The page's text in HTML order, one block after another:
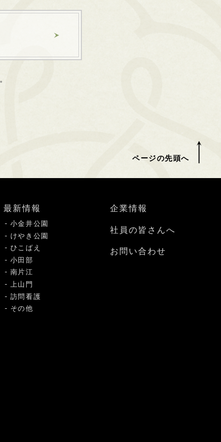
ページの先頭へ
最新情報
小金井公園
けやき公園
ひこばえ
小田部
南片江
上山門
訪問看護
その他
企業情報
社員の皆さんへ
お問い合わせ